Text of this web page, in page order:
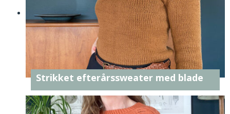
Strikket efterårssweater med blade